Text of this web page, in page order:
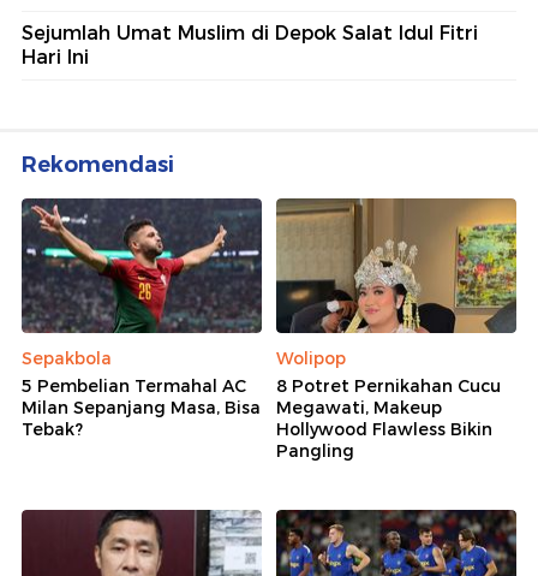
Sejumlah Umat Muslim di Depok Salat Idul Fitri
Hari Ini
Rekomendasi
Sepakbola
5 Pembelian Termahal AC
Milan Sepanjang Masa, Bisa
Tebak?
Wolipop
8 Potret Pernikahan Cucu
Megawati, Makeup
Hollywood Flawless Bikin
Pangling